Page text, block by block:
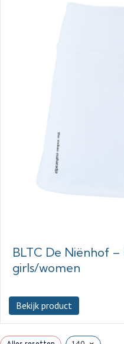
BLTC De Niënhof
girls/women
Bekijk product